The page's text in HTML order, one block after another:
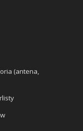
(antena,